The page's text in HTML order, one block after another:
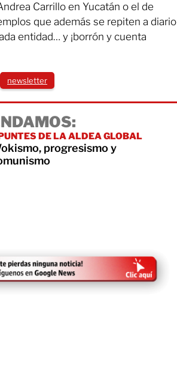
Carrillo en Yucatán o el de
que además se repiten a diario
entidad… y ¡borrón y cuenta
newsletter
DE LA ALDEA GLOBAL
progresismo y